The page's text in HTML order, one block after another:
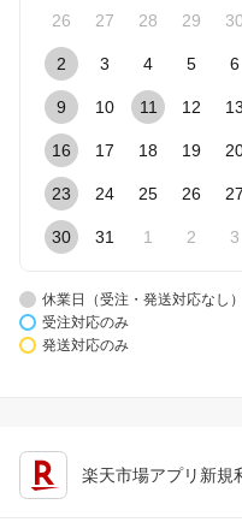
26 27 28 29 30
2 3 4 5 6
9 10 11 12 13
16 17 18 19
23 24 25 26 27
30 31 1 2 3
休業日（受注・発送対応なし）
受注対応のみ
発送対応のみ
楽天市場アプリ新規